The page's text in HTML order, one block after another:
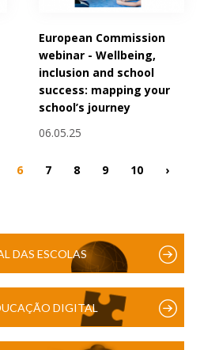
European Commission
webinar - Wellbeing,
inclusion and school
success: mapping your
school’s journey
06.05.25
6 7 8 9 10 ›
DAS ESCOLAS
DIGITAL